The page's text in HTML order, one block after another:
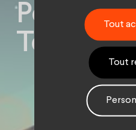
Pour
Total
Tout
Tout